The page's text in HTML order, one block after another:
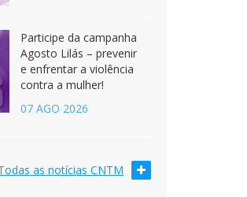
Participe da campanha
Agosto Lilás – prevenir
e enfrentar a violência
contra a mulher!
07 AGO 2026
as notícias CNTM